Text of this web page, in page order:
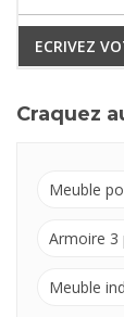
ECRIVEZ
Craquez
Meuble
Armoire 3
Meuble